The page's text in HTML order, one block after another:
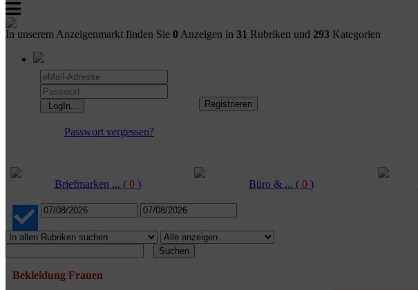
In unserem Anzeigenmarkt finden Sie 0 Anzeigen in 31 Rubriken und 293 Kategorien
Passwort vergessen?
Briefmarken ... ( 0 ) Büro & ... ( 0 )
Suchen
Bekleidung Frauen